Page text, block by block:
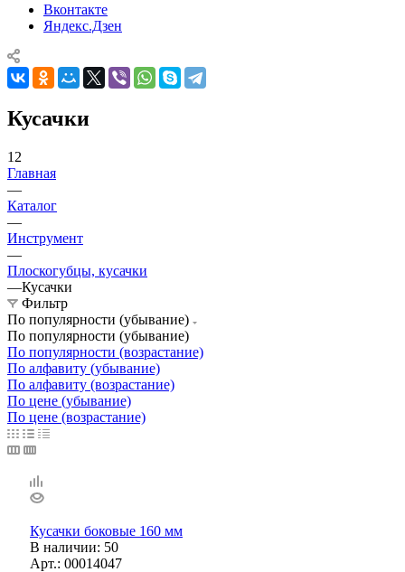
Вконтакте
Яндекс.Дзен
Кусачки
12
Главная
—
Каталог
—
Инструмент
—
Плоскогубцы, кусачки
—Кусачки
Фильтр
По популярности (убывание)
По популярности (убывание)
По популярности (возрастание)
По алфавиту (убывание)
По алфавиту (возрастание)
По цене (убывание)
По цене (возрастание)
Кусачки боковые 160 мм
В наличии: 50
Арт.: 00014047